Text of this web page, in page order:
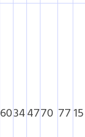
60344770 7715